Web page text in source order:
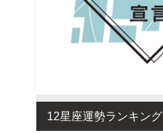
12星座運勢ランキング